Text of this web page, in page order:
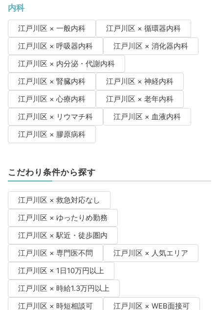
内科
江戸川区 × 一般内科
江戸川区 × 循環器内科
江戸川区 × 呼吸器内科
江戸川区 × 消化器内科
江戸川区 × 内分泌・代謝内科
江戸川区 × 腎臓内科
江戸川区 × 神経内科
江戸川区 × 心療内科
江戸川区 × 老年内科
江戸川区 × リウマチ科
江戸川区 × 血液内科
江戸川区 × 膠原病科
こだわり条件から探す
江戸川区 × 救急対応なし
江戸川区 × ゆったりめ勤務
江戸川区 × 駅近・徒歩圏内
江戸川区 × 専門医不問
江戸川区 × 人気エリア
江戸川区 × 1日10万円以上
江戸川区 × 時給1.3万円以上
江戸川区 × 時短相談可
江戸川区 × WEB面接可